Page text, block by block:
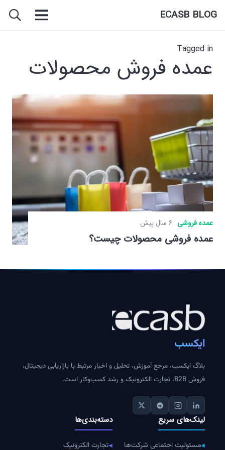
ECASB BLOG
Tagged in
عمده فروش محصولات
عمده فروشی 6 سال پیش
عمده فروشی محصولات چیست؟
ایکسب
بلاگ ایکسب، مرجع آموزش، تحلیل و اخبار مرتبط با بازاریابی دیجیتال،
فروش B2B، تجارت الکترونیک و رشد کسب‌وکار است.
لینک‌های سریع
◀مسئولیت اجتماعی شرکت‌ها
دسته‌بندی‌ها
◀تجارت الکترونیک